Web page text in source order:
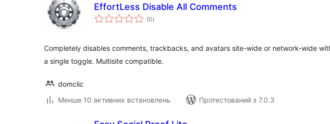
EffortLess Disable All Comments
(0загальний
рейтинг
)
Completely disables comments, trackbacks, and avatars site-wide or network-wide
a single toggle. Multisite compatible.
domclic
Менше 10 активних встановлень
Протестований з 7.0.3